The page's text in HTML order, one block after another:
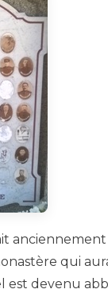
qui
est devenu